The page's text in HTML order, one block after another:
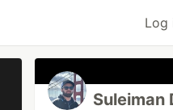
Log
Suleiman